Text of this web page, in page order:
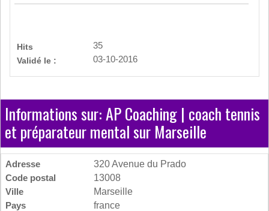
Hits
35
Validé le :
03-10-2016
Informations sur: AP Coaching | coach tennis
et préparateur mental sur Marseille
Adresse
320 Avenue du Prado
Code postal
13008
Ville
Marseille
Pays
france